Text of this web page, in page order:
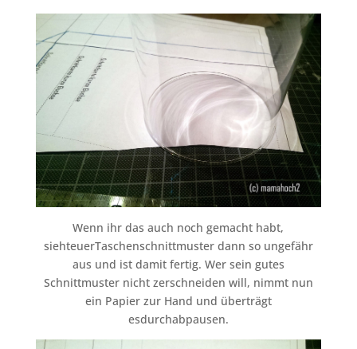
Wenn ihr das auch noch gemacht habt,
siehteuerTaschenschnittmuster dann so ungefähr
aus und ist damit fertig. Wer sein gutes
Schnittmuster nicht zerschneiden will, nimmt nun
ein Papier zur Hand und überträgt
esdurchabpausen.